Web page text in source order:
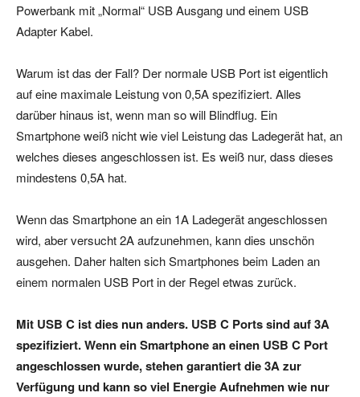
Powerbank mit „Normal“ USB Ausgang und einem USB
Adapter Kabel.
Warum ist das der Fall? Der normale USB Port ist eigentlich
auf eine maximale Leistung von 0,5A spezifiziert. Alles
darüber hinaus ist, wenn man so will Blindflug. Ein
Smartphone weiß nicht wie viel Leistung das Ladegerät hat, an
welches dieses angeschlossen ist. Es weiß nur, dass dieses
mindestens 0,5A hat.
Wenn das Smartphone an ein 1A Ladegerät angeschlossen
wird, aber versucht 2A aufzunehmen, kann dies unschön
ausgehen. Daher halten sich Smartphones beim Laden an
einem normalen USB Port in der Regel etwas zurück.
Mit USB C ist dies nun anders. USB C Ports sind auf 3A
spezifiziert. Wenn ein Smartphone an einen USB C Port
angeschlossen wurde, stehen garantiert die 3A zur
Verfügung und kann so viel Energie Aufnehmen wie nur